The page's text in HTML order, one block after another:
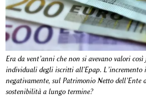
Era da vent’anni che non si avevano valori
individuali degli iscritti all'Epap. L’incremento
negativamente, sul Patrimonio Netto dell’Ente
sostenibilità a lungo termine?